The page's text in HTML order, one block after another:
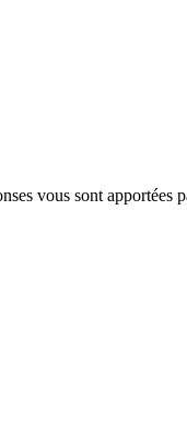
vous sont apportées